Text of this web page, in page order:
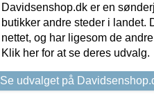
Davidsenshop.dk er en
butikker andre steder i
nettet, og har ligesom de
Klik her for at se deres udvalg.
Se udvalget på